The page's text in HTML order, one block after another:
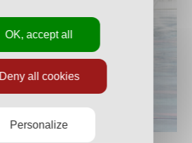
OK, accept all
Deny all cookies
Personalize